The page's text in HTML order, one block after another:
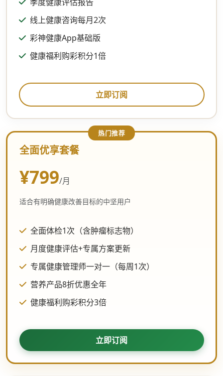
线上健康咨询每月2次
彩神健康App基础版
健康福利购彩积分1倍
立即订阅
全面优享套餐
¥799/月
适合有明确健康改善目标的中坚用户
全面体检1次（含肿瘤标志物）
月度健康评估+专属方案更新
专属健康管理师一对一（每周1次）
营养产品8折优惠全年
健康福利购彩积分3倍
立即订阅